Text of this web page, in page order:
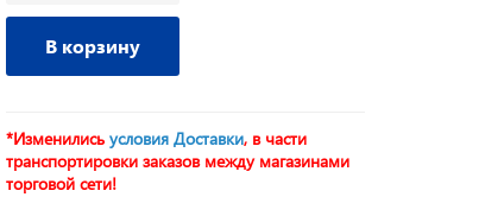
В корзину
*Изменилисьусловия Доставки, в части
транспортировки заказов между магазинами
торговой сети!